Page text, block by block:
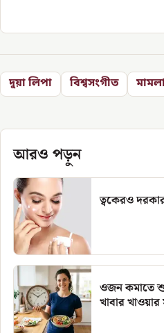
দুয়া লিপা বিশ্বসংগীত
আরও পড়ুন
ত্বকেরও
ওজন কমাতে
খাবার